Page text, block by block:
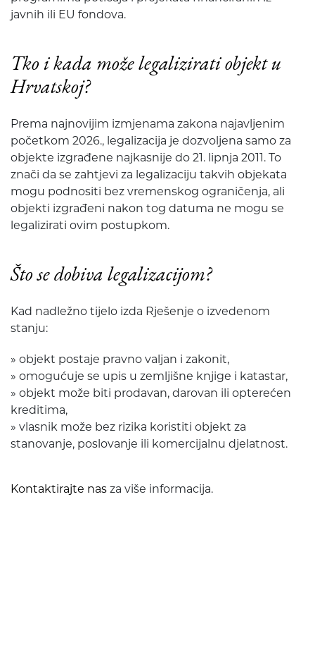
javnih ili EU fondova.
Tko i kada može legalizirati objekt u
Hrvatskoj?
Prema najnovijim izmjenama zakona najavljenim
početkom 2026., legalizacija je dozvoljena samo za
objekte izgrađene najkasnije do 21. lipnja 2011. To
znači da se zahtjevi za legalizaciju takvih objekata
mogu podnositi bez vremenskog ograničenja, ali
objekti izgrađeni nakon tog datuma ne mogu se
legalizirati ovim postupkom.
Što se dobiva legalizacijom?
Kad nadležno tijelo izda Rješenje o izvedenom
stanju:
» objekt postaje pravno valjan i zakonit,
» omogućuje se upis u zemljišne knjige i katastar,
» objekt može biti prodavan, darovan ili opterećen
kreditima,
» vlasnik može bez rizika koristiti objekt za
stanovanje, poslovanje ili komercijalnu djelatnost.
Kontaktirajte nas za više informacija.